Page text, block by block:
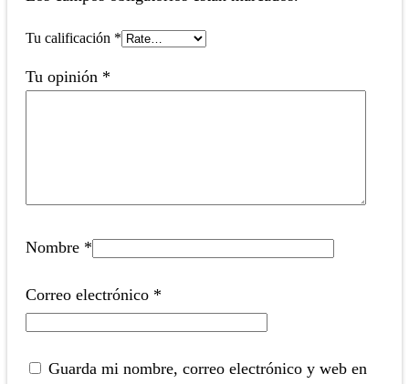
Tu calificación *
Tu opinión *
Nombre *
Correo electrónico *
Guarda mi nombre, correo electrónico y web en